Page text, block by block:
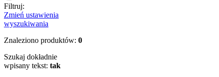
Filtruj:
Zmień ustawienia
wyszukiwania
Znaleziono produktów: 0
Szukaj dokładnie
wpisany tekst: tak